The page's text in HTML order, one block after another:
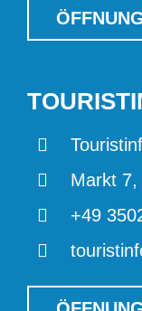
Markt 7,
+49